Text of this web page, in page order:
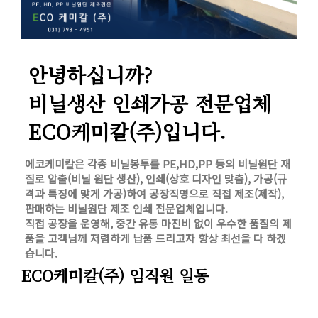
안녕하십니까?
비닐생산 인쇄가공 전문업체
ECO케미칼(주)입니다.
에코케미칼은 각종 비닐봉투를 PE,HD,PP 등의 비닐원단 재
질로 압출(비닐 원단 생산), 인쇄(상호 디자인 맞춤), 가공(규
격과 특징에 맞게 가공)하여 공장직영으로 직접 제조(제작),
판매하는 비닐원단 제조 인쇄 전문업체입니다.
직접 공장을 운영해, 중간 유통 마진비 없이 우수한 품질의 제
품을 고객님께 저렴하게 납품 드리고자 항상 최선을 다 하겠
습니다.
ECO케미칼(주) 임직원 일동